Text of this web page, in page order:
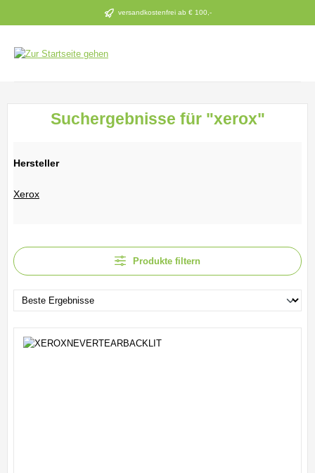
Zum Hauptinhalt springen versandkostenfrei ab € 100,-
Suchergebnisse für "xerox"
Hersteller
Xerox
Produkte filtern